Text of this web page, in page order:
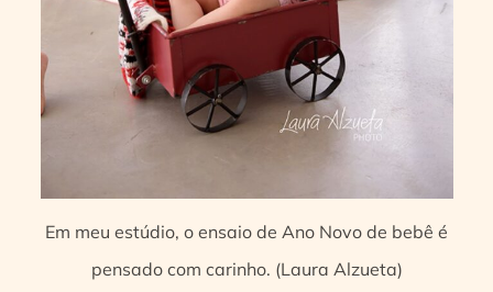
Em meu estúdio, o ensaio de Ano Novo de bebê é
pensado com carinho. (Laura Alzueta)